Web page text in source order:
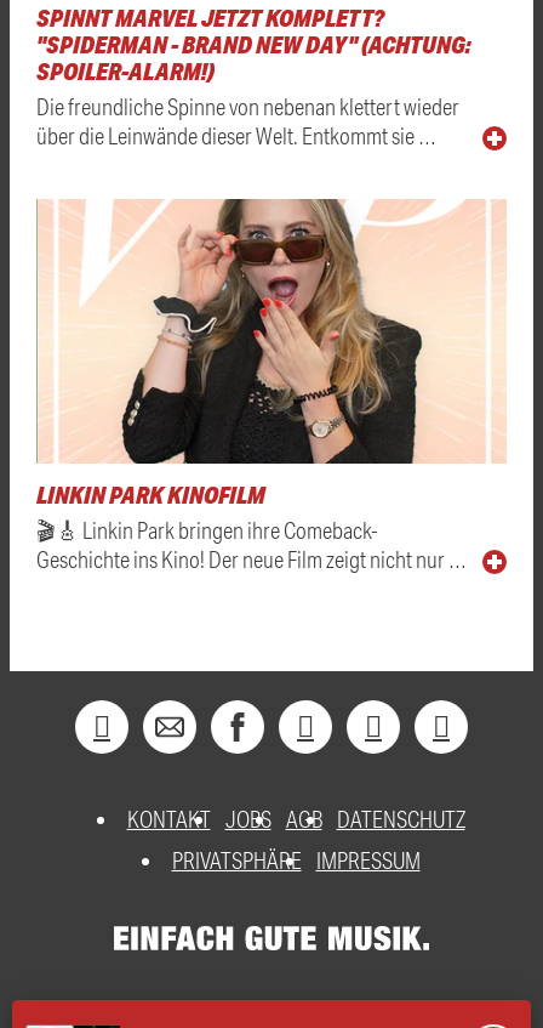
SPINNT MARVEL JETZT KOMPLETT?
"SPIDERMAN - BRAND NEW DAY" (ACHTUNG:
SPOILER-ALARM!)
Die freundliche Spinne von nebenan klettert wieder
über die Leinwände dieser Welt. Entkommt sie …
LINKIN PARK KINOFILM
🎬🎸 Linkin Park bringen ihre Comeback-
Geschichte ins Kino! Der neue Film zeigt nicht nur …
KONTAKT JOBS AGB DATENSCHUTZ
PRIVATSPHÄRE
IMPRESSUM